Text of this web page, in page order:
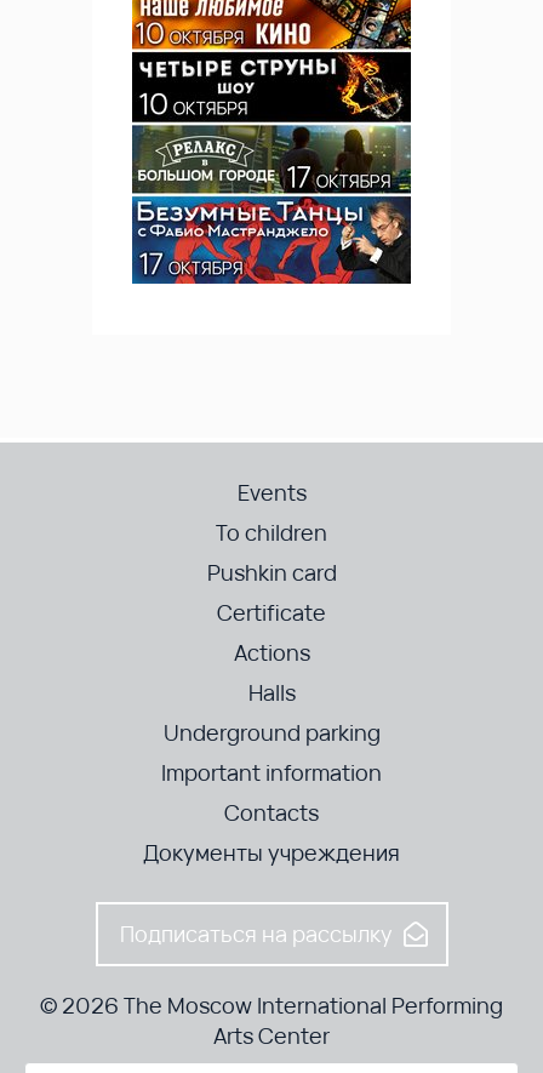
Events
To children
Pushkin card
Certificate
Actions
Halls
Underground parking
Important information
Contacts
Документы учреждения
Подписаться на рассылку
© 2026 The Moscow International Performing
Arts Center